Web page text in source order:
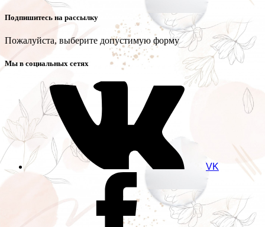
Подпишитесь на рассылку
Пожалуйста, выберите допустимую форму
Мы в социальных сетях
VK